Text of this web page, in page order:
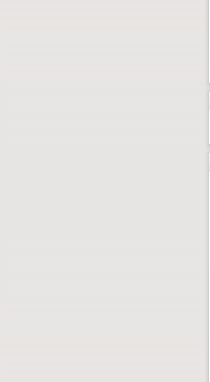
ル おい
税込)
税抜)
日本むかしばなし(デ
ジタルリマスター版）
¥ 1,980(税込)
¥1,800(税抜)
木製3D恐竜パズル ト
リケラトプス
¥ 550(税込)
¥500(税抜)